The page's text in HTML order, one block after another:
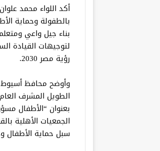
أكد اللواء محمد
بالطفولة وحماية
بناء جيل واعي
لتوجيهات القيادة
رؤية مصر 2030.
وأوضح محافظ أسيوط
الطويل المشرف
بعنوان “الأطفال
الجمعيات الأهلية
سبل حماية